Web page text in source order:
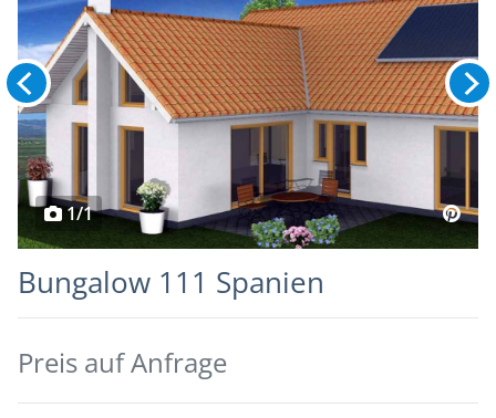
1/1
Bungalow 111 Spanien
Preis auf Anfrage